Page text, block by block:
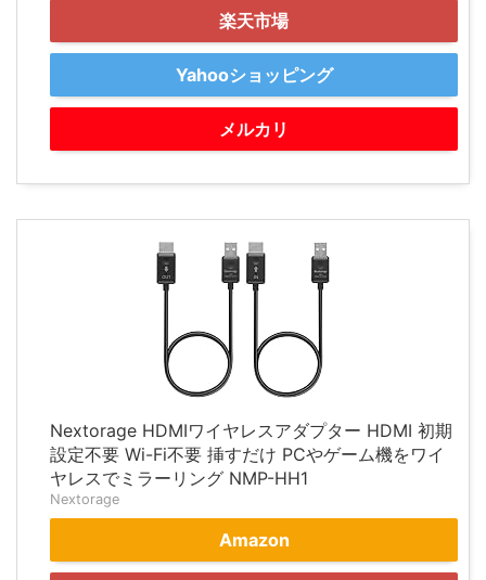
楽天市場
Yahooショッピング
メルカリ
Nextorage HDMIワイヤレスアダプター HDMI 初期
設定不要 Wi-Fi不要 挿すだけ PCやゲーム機をワイ
ヤレスでミラーリング NMP-HH1
Nextorage
Amazon